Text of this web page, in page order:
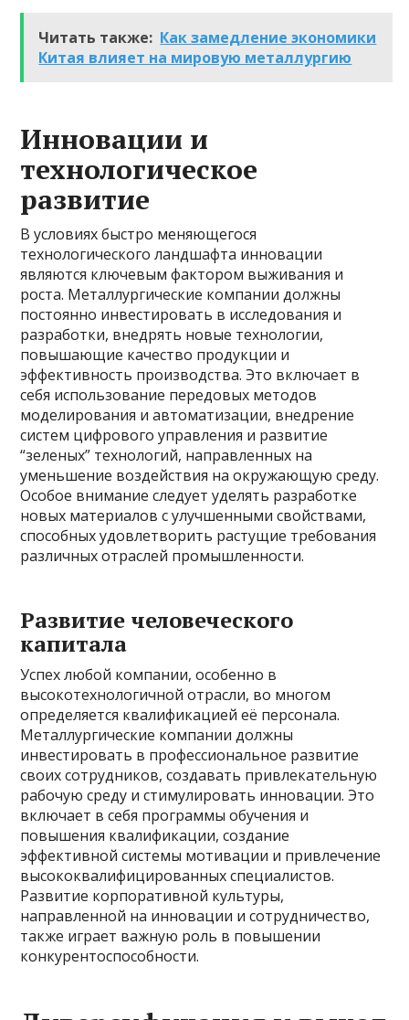
Читать также: Как замедление экономики
Китая влияет на мировую металлургию
Инновации и
технологическое
развитие
В условиях быстро меняющегося
технологического ландшафта инновации
являются ключевым фактором выживания и
роста. Металлургические компании должны
постоянно инвестировать в исследования и
разработки, внедрять новые технологии,
повышающие качество продукции и
эффективность производства. Это включает в
себя использование передовых методов
моделирования и автоматизации, внедрение
систем цифрового управления и развитие
“зеленых” технологий, направленных на
уменьшение воздействия на окружающую среду.
Особое внимание следует уделять разработке
новых материалов с улучшенными свойствами,
способных удовлетворить растущие требования
различных отраслей промышленности.
Развитие человеческого
капитала
Успех любой компании, особенно в
высокотехнологичной отрасли, во многом
определяется квалификацией её персонала.
Металлургические компании должны
инвестировать в профессиональное развитие
своих сотрудников, создавать привлекательную
рабочую среду и стимулировать инновации. Это
включает в себя программы обучения и
повышения квалификации, создание
эффективной системы мотивации и привлечение
высококвалифицированных специалистов.
Развитие корпоративной культуры,
направленной на инновации и сотрудничество,
также играет важную роль в повышении
конкурентоспособности.